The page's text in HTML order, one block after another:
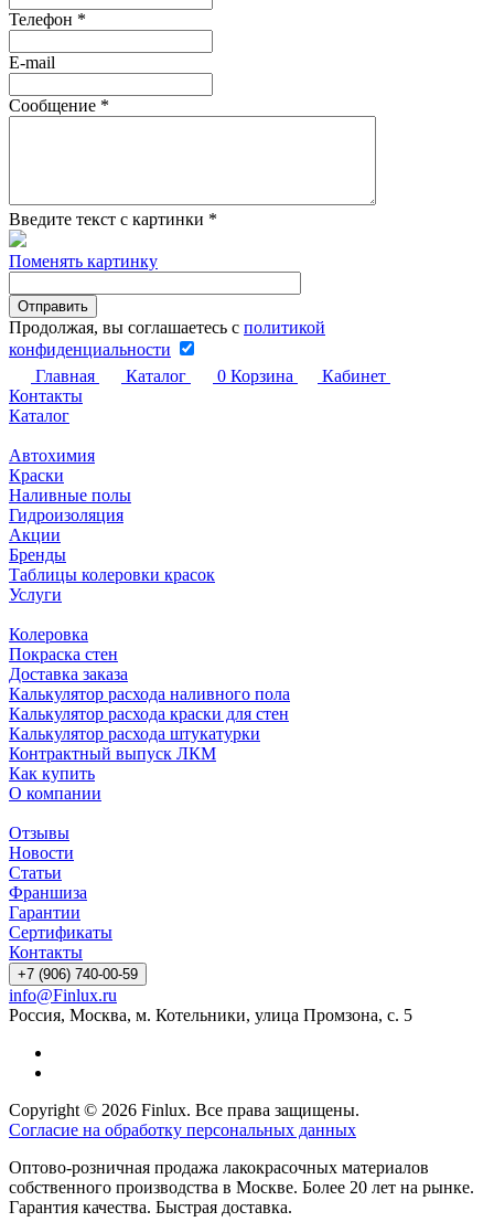
Телефон *
E-mail
Сообщение *
Введите текст с картинки *
Поменять картинку
Продолжая, вы соглашаетесь с политикой
конфиденциальности
Главная
Каталог 0 Корзина
Кабинет
Контакты
Каталог
Автохимия
Краски
Наливные полы
Гидроизоляция
Акции
Бренды
Таблицы колеровки красок
Услуги
Колеровка
Покраска стен
Доставка заказа
Калькулятор расхода наливного пола
Калькулятор расхода краски для стен
Калькулятор расхода штукатурки
Контрактный выпуск ЛКМ
Как купить
О компании
Отзывы
Новости
Статьи
Франшиза
Гарантии
Сертификаты
Контакты
+7 (906) 740-00-59
info@Finlux.ru
Россия, Москва, м. Котельники, улица Промзона, с. 5
Copyright © 2026 Finlux. Все права защищены.
Согласие на обработку персональных данных
Оптово-розничная продажа лакокрасочных материалов
собственного производства в Москве. Более 20 лет на рынке.
Гарантия качества. Быстрая доставка.